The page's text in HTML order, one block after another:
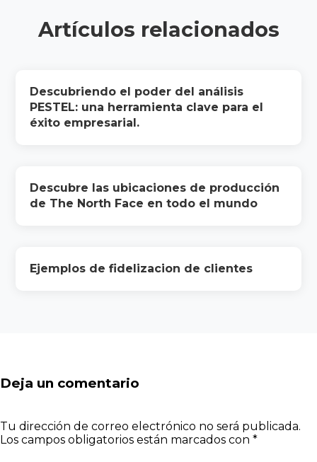
Artículos relacionados
Descubriendo el poder del análisis
PESTEL: una herramienta clave para el
éxito empresarial.
Descubre las ubicaciones de producción
de The North Face en todo el mundo
Ejemplos de fidelizacion de clientes
Deja un comentario
Tu dirección de correo electrónico no será publicada.
Los campos obligatorios están marcados con *